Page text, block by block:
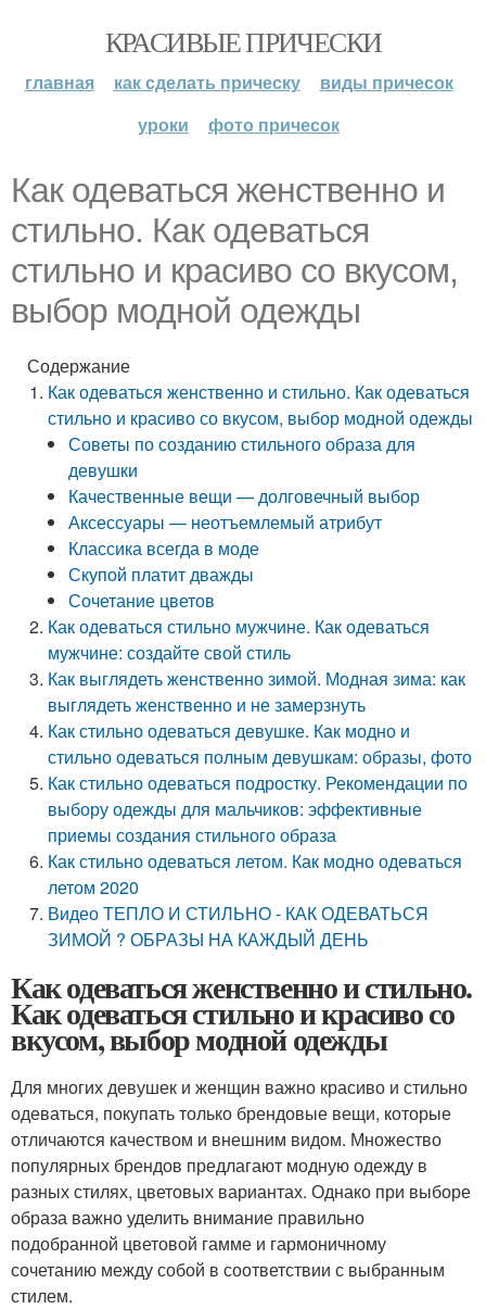
КРАСИВЫЕ ПРИЧЕСКИ
главная как сделать прическу
виды причесок
уроки
фото причесок
Как одеваться женственно и
стильно. Как одеваться
стильно и красиво со вкусом,
выбор модной одежды
Содержание
Как одеваться женственно и стильно. Как одеваться
стильно и красиво со вкусом, выбор модной одежды
Советы по созданию стильного образа для
девушки
Качественные вещи — долговечный выбор
Аксессуары — неотъемлемый атрибут
Классика всегда в моде
Скупой платит дважды
Сочетание цветов
Как одеваться стильно мужчине. Как одеваться
мужчине: создайте свой стиль
Как выглядеть женственно зимой. Модная зима: как
выглядеть женственно и не замерзнуть
Как стильно одеваться девушке. Как модно и
стильно одеваться полным девушкам: образы, фото
Как стильно одеваться подростку. Рекомендации по
выбору одежды для мальчиков: эффективные
приемы создания стильного образа
Как стильно одеваться летом. Как модно одеваться
летом 2020
Видео ТЕПЛО И СТИЛЬНО - КАК ОДЕВАТЬСЯ
ЗИМОЙ ? ОБРАЗЫ НА КАЖДЫЙ ДЕНЬ
Как одеваться женственно и стильно.
Как одеваться стильно и красиво со
вкусом, выбор модной одежды
Для многих девушек и женщин важно красиво и стильно
одеваться, покупать только брендовые вещи, которые
отличаются качеством и внешним видом. Множество
популярных брендов предлагают модную одежду в
разных стилях, цветовых вариантах. Однако при выборе
образа важно уделить внимание правильно
подобранной цветовой гамме и гармоничному
сочетанию между собой в соответствии с выбранным
стилем.